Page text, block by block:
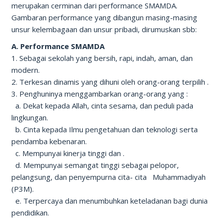
merupakan cerminan dari performance SMAMDA.
Gambaran performance yang dibangun masing-masing
unsur kelembagaan dan unsur pribadi, dirumuskan sbb:
A. Performance SMAMDA
1. Sebagai sekolah yang bersih, rapi, indah, aman, dan
modern.
2. Terkesan dinamis yang dihuni oleh orang-orang terpilih .
3. Penghuninya menggambarkan orang-orang yang :
a. Dekat kepada Allah, cinta sesama, dan peduli pada
lingkungan.
b. Cinta kepada Ilmu pengetahuan dan teknologi serta
pendamba kebenaran.
c. Mempunyai kinerja tinggi dan .
d. Mempunyai semangat tinggi sebagai pelopor,
pelangsung, dan penyempurna cita- cita Muhammadiyah
(P3M).
e. Terpercaya dan menumbuhkan keteladanan bagi dunia
pendidikan.